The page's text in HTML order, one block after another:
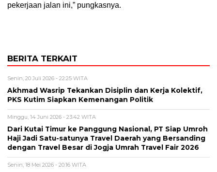
pekerjaan jalan ini,” pungkasnya.
BERITA TERKAIT
Senin, 20 Juli 2026 - 22:25 WITA
Akhmad Wasrip Tekankan Disiplin dan Kerja Kolektif,
PKS Kutim Siapkan Kemenangan Politik
Minggu, 14 Juni 2026 - 23:42 WITA
Dari Kutai Timur ke Panggung Nasional, PT Siap Umroh
Haji Jadi Satu-satunya Travel Daerah yang Bersanding
dengan Travel Besar di Jogja Umrah Travel Fair 2026
Senin, 18 Mei 2026 - 20:16 WITA